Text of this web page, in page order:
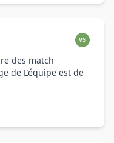
VS
des match
de L’équipe est de